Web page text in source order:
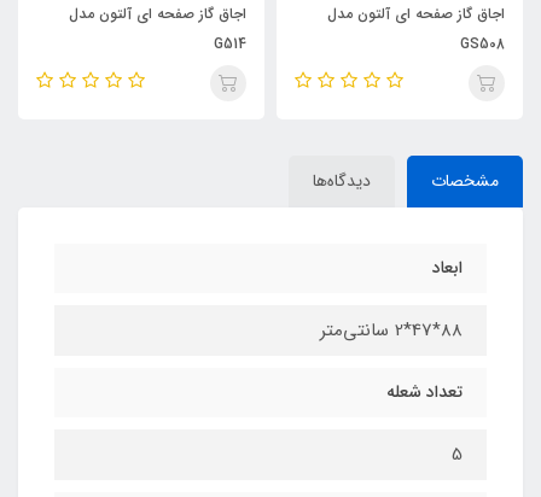
اجاق گاز صفحه ای آلتون مدل
GS508
اجاق گاز صفحه ای آلتون مدل
G514
مشخصات دیدگاه‌ها
ابعاد
88*47*2 سانتی‌متر
تعداد شعله
5